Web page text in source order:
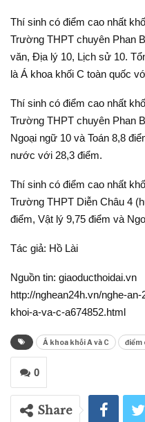
Thí sinh có điểm cao nhất
Trường THPT chuyên Phan
văn, Địa lý 10, Lịch sử 10.
là Á khoa khối C toàn quốc
Thí sinh có điểm cao nhất
Trường THPT chuyên Phan
Ngoại ngữ 10 và Toán 8,8
nước với 28,3 điểm.
Thí sinh có điểm cao nhất
Trường THPT Diễn Châu 4
điểm, Vật lý 9,75 điểm và
Tác giả: Hồ Lài
Nguồn tin: giaoducthoidai.vn
http://nghean24h.vn/nghe-
khoi-a-va-c-a674852.html
Á khoa khối A và C điểm
0
Share